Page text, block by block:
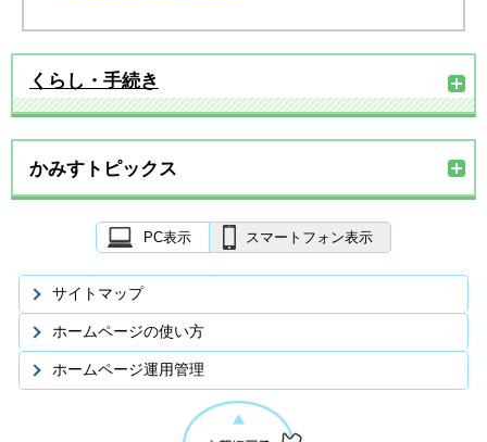
くらし・手続き
かみすトピックス
PC表示 スマートフォン表示
サイトマップ
ホームページの使い方
ホームページ運用管理